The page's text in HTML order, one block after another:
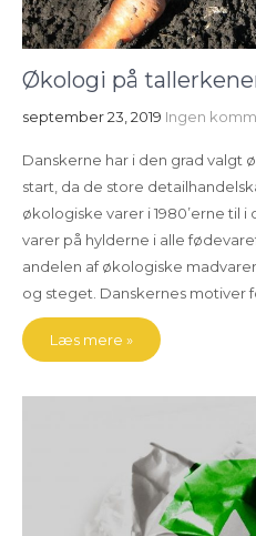
Økologi på
september 23, 2019 Ingen
Danskerne har i den grad valgt
start, da de store
økologiske varer i 1980’erne til
varer på hylderne i alle
andelen af økologiske
og steget. Danskernes motiver
Læs mere »